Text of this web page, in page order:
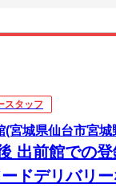
スタッフ
(宮城県仙台市宮城
出前館での
ドデリバリー